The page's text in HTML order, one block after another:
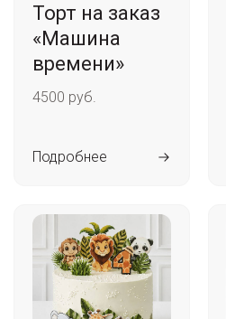
Торт на заказ
«Машина
времени»
4500 руб.
Подробнее